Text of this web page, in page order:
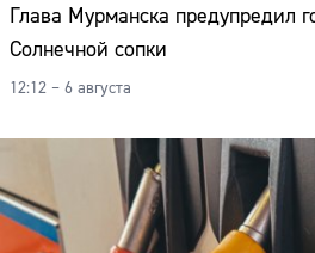
Глава Мурманска предупредил
Солнечной сопки
12:12 – 6 августа